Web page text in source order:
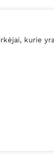
kurie